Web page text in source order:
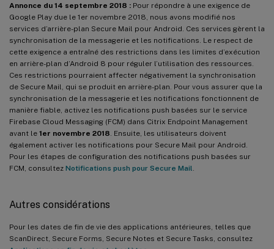
Annonce du 14 septembre 2018 : Pour répondre à une exigence de
Google Play due le 1er novembre 2018, nous avons modifié nos
services d’arrière-plan Secure Mail pour Android. Ces services gèrent la
synchronisation de la messagerie et les notifications. Le respect de
cette exigence a entraîné des restrictions dans les limites d’exécution
en arrière-plan d’Android 8 pour réguler l’utilisation des ressources.
Ces restrictions pourraient affecter négativement la synchronisation
de Secure Mail, qui se produit en arrière-plan. Pour vous assurer que la
synchronisation de la messagerie et les notifications fonctionnent de
manière fiable, activez les notifications push basées sur le service
Firebase Cloud Messaging (FCM) dans Citrix Endpoint Management
avant le 1er novembre 2018 . Ensuite, les utilisateurs doivent
également activer les notifications pour Secure Mail pour Android.
Pour les étapes de configuration des notifications push basées sur
FCM, consultez Notifications push pour Secure Mail
Autres considérations
Pour les dates de fin de vie des applications antérieures, telles que
ScanDirect, Secure Forms, Secure Notes et Secure Tasks, consultez